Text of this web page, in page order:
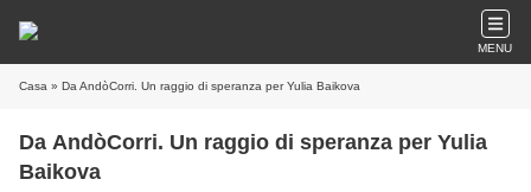
MENU
Casa » Da AndòCorri. Un raggio di speranza per Yulia Baikova
Da AndòCorri. Un raggio di speranza per Yulia
Baikova